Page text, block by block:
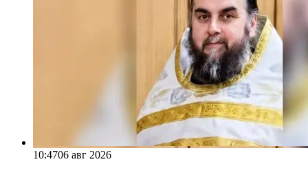
10:4706 авг 2026